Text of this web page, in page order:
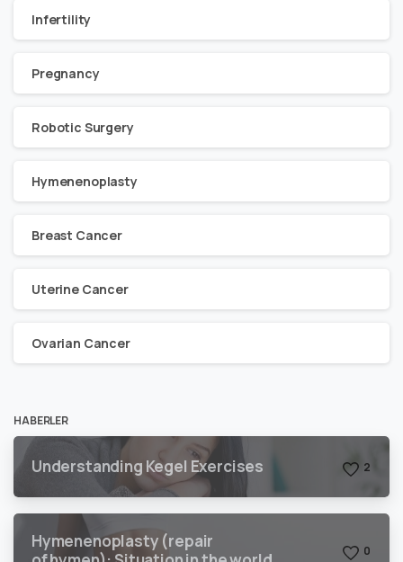
Infertility
Pregnancy
Robotic Surgery
Hymenenoplasty
Breast Cancer
Uterine Cancer
Ovarian Cancer
HABERLER
Understanding Kegel Exercises 2
Hymenenoplasty (repair
0